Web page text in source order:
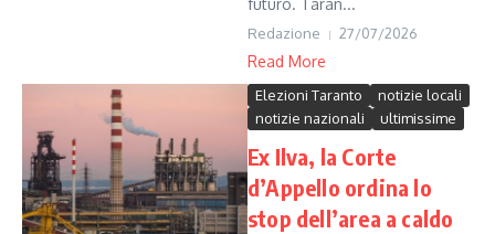
futuro. Taran...
Redazione 27/07/2026
Read More
Elezioni Taranto
notizie locali
notizie nazionali
ultimissime
Ex Ilva, la Corte
d’Appello ordina lo
stop dell’area a caldo